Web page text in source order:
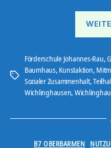
Schlagwörter
Förderschule Johannes-Rau,
Baumhaus, Kunstaktion,
Sozialer Zusammenhalt,
Wichlinghausen,
B7 OBERBARMEN